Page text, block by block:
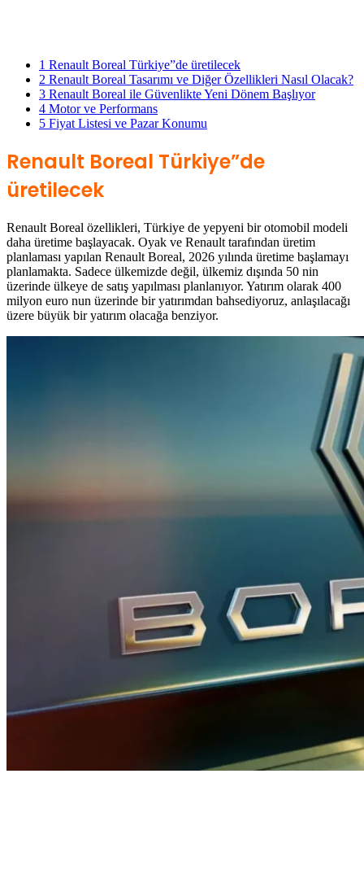
1 Renault Boreal Türkiye”de üretilecek
2 Renault Boreal Tasarımı ve Diğer Özellikleri Nasıl Olacak?
3 Renault Boreal ile Güvenlikte Yeni Dönem Başlıyor
4 Motor ve Performans
5 Fiyat Listesi ve Pazar Konumu
Renault Boreal Türkiye”de
üretilecek
Renault Boreal özellikleri, Türkiye de yepyeni bir otomobil modeli
daha üretime başlayacak. Oyak ve Renault tarafından üretim
planlaması yapılan Renault Boreal, 2026 yılında üretime başlamayı
planlamakta. Sadece ülkemizde değil, ülkemiz dışında 50 nin
üzerinde ülkeye de satış yapılması planlanıyor. Yatırım olarak 400
milyon euro nun üzerinde bir yatırımdan bahsediyoruz, anlaşılacağı
üzere büyük bir yatırım olacağa benziyor.